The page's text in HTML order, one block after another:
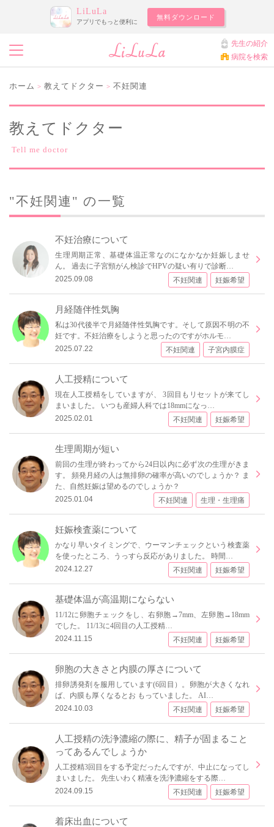
LiLuLa
アプリでもっと便利に
無料ダウンロード
先生の紹介
病院を検索
ホーム > 教えてドクター > 不妊関連
教えてドクター
Tell me doctor
"不妊関連" の一覧
不妊治療について
生理周期正常、基礎体温正常なのになかなか妊娠しませ
ん。 過去に子宮頸がん検診でHPVの疑い有りで診断…
2025.09.08
不妊関連 妊娠希望
月経随伴性気胸
私は30代後半で月経随伴性気胸です。そして原因不明の不
妊です。不妊治療をしようと思ったのですがホルモ…
2025.07.22
不妊関連 子宮内膜症
人工授精について
現在人工授精をしていますが、 3回目もリセットが来てし
まいました。 いつも産婦人科では18mmになっ…
2025.02.01
不妊関連 妊娠希望
生理周期が短い
前回の生理が終わってから24日以内に必ず次の生理がきま
す。 頻発月経の人は無排卵の確率が高いのでしょうか？ ま
た、自然妊娠は望めるのでしょうか？
2025.01.04
不妊関連 生理・生理痛
妊娠検査薬について
かなり早いタイミングで、ウーマンチェックという検査薬
を使ったところ、うっすら反応がありました。 時間…
2024.12.27
不妊関連 妊娠希望
基礎体温が高温期にならない
11/12に卵胞チェックをし、右卵胞→7mm、左卵胞→18mm
でした。 11/13に4回目の人工授精…
2024.11.15
不妊関連 妊娠希望
卵胞の大きさと内膜の厚さについて
排卵誘発剤を服用しています(6回目）。卵胞が大きくなれ
ば、内膜も厚くなるとお もっていました。 AI…
2024.10.03
不妊関連 妊娠希望
人工授精の洗浄濃縮の際に、精子が固まること
ってあるんでしょうか
人工授精3回目をする予定だったんですが、中止になってし
まいました。 先生いわく精液を洗浄濃縮をする際…
2024.09.15
不妊関連 妊娠希望
着床出血について